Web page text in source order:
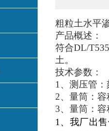
粗粒土水平
产品概述：
符合DL/
土。
技术参数：
1 、测压管：
2、量筒：容
3、量筒：容
1 、我厂出